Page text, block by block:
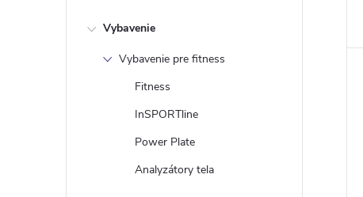
Vybavenie
Vybavenie pre fitness
Fitness
InSPORTline
Power Plate
Analyzátory tela
k